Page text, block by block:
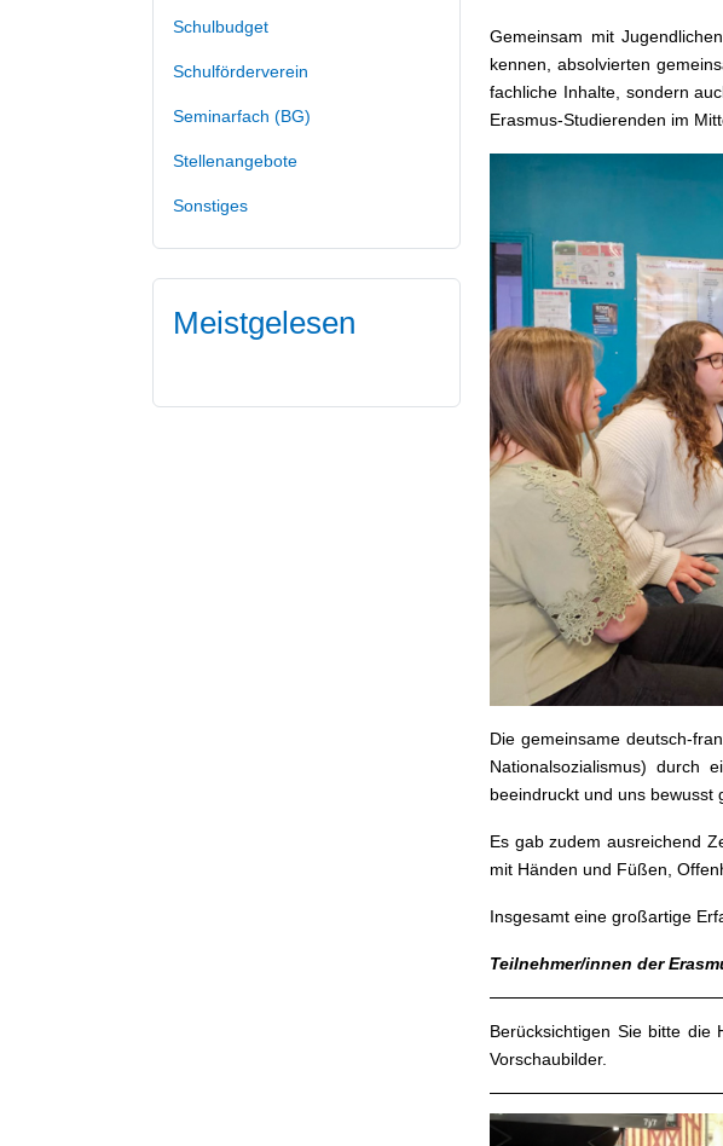
Schulbudget
Schulförderverein
Seminarfach (BG)
Stellenangebote
Sonstiges
Meistgelesen
Gemeinsam mit
kennen, absolvierten
fachliche Inhalte, sondern
Erasmus-Studierenden im
Die gemeinsame deutsch-
Nationalsozialismus) durch
beeindruckt und uns bewusst
Es gab zudem ausreichend
mit Händen und Füßen,
Insgesamt eine großartige
Teilnehmer/innen der
Berücksichtigen Sie bitte die
Vorschaubilder.